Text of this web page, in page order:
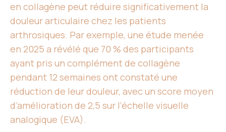
en collagène peut réduire significativement la
douleur articulaire chez les patients
arthrosiques. Par exemple, une étude menée
en 2025 a révélé que 70 % des participants
ayant pris un complément de collagène
pendant 12 semaines ont constaté une
réduction de leur douleur, avec un score moyen
d’amélioration de 2,5 sur l’échelle visuelle
analogique (EVA).